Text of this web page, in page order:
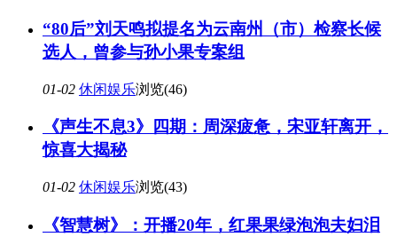
“80后”刘天鸣拟提名为云南州（市）检察长候
选人，曾参与孙小果专案组
01-02 休闲娱乐浏览(46)
《声生不息3》四期：周深疲惫，宋亚轩离开，
惊喜大揭秘
01-02 休闲娱乐浏览(43)
《智慧树》：开播20年，红果果绿泡泡夫妇泪